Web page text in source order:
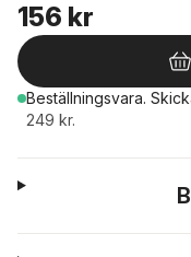
156 kr
Beställningsvara.
249 kr.